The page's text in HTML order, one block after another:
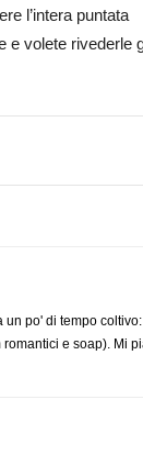
l’intera puntata
e volete rivederle
un po' di tempo coltivo:
e soap). Mi